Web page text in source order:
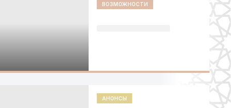
ВОЗМОЖНОСТИ
АНОНСЫ